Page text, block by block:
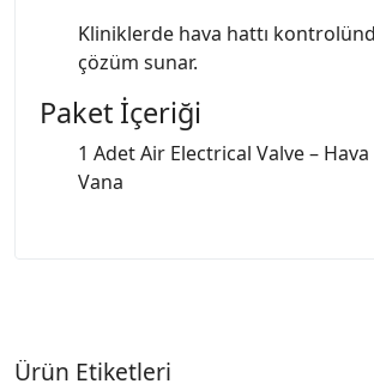
Kliniklerde hava hattı
çözüm sunar.
Paket İçeriği
1 Adet Air Electrical Valve –
Vana
Ürün Etiketleri